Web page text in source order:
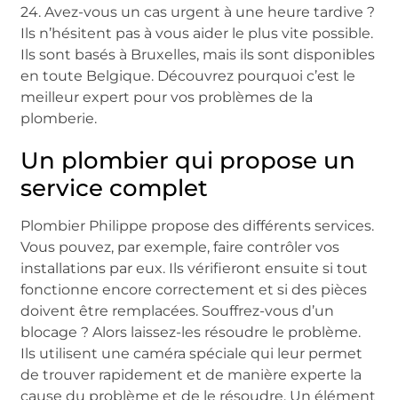
24. Avez-vous un cas urgent à une heure tardive ?
Ils n’hésitent pas à vous aider le plus vite possible.
Ils sont basés à Bruxelles, mais ils sont disponibles
en toute Belgique. Découvrez pourquoi c’est le
meilleur expert pour vos problèmes de la
plomberie.
Un plombier qui propose un
service complet
Plombier Philippe propose des différents services.
Vous pouvez, par exemple, faire contrôler vos
installations par eux. Ils vérifieront ensuite si tout
fonctionne encore correctement et si des pièces
doivent être remplacées. Souffrez-vous d’un
blocage ? Alors laissez-les résoudre le problème.
Ils utilisent une caméra spéciale qui leur permet
de trouver rapidement et de manière experte la
cause du problème et de le résoudre. Un élément